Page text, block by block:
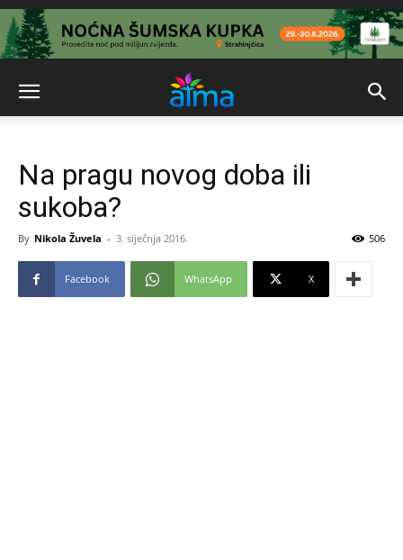
Na pragu novog doba ili
sukoba?
By Nikola Žuvela - 3. siječnja 2016. 506
Facebook WhatsApp X